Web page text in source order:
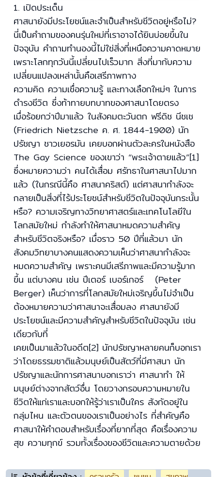
1. เปิดประเด็น
ศาสนายังมีประโยชน์และจำเป็นสำหรับชีวิตอยู่หรือไม่?
นี่เป็นคำถามของคนรุ่นใหม่ที่เราอาจได้ยินบ่อยขึ้นใน
ปัจจุบัน คำถามทำนองนี้ไม่ใช่สิ่งที่เหนือความคาดหมาย
เพราะโลกทุกวันนี้เปลี่ยนไปเร็วมาก สิ่งที่มากับความ
เปลี่ยนแปลงเหล่านั้นคือเสรีภาพทาง
ความคิด ความเชื่อความรู้ และทางเลือกใหม่ๆ ในการ
ดำรงชีวิต ซึ่งท้าทายบทบาทของศาสนาโดยตรง
เมื่อร้อยกว่าปีมาแล้ว ในสังคมตะวันตก ฟรีดิช นีชเช
(Friedrich Nietzsche ค. ศ. 1844-1900) นัก
ปรัชญา ชาวเยอรมัน เคยบอกผ่านตัวละครในหนังสือ
The Gay Science ของเขาว่า “พระเจ้าตายแล้ว”[1]
ซึ่งหมายความว่า คนได้เสื่อม ศรัทธาในศาสนาไปมาก
แล้ว (ในกรณีนี้คือ ศาสนาคริสต์) แต่ศาสนากำลังจะ
กลายเป็นสิ่งที่ไร้ประโยชน์สำหรับชีวิตในปัจจุบันกระนั้น
หรือ? ความเจริญทางวิทยาศาสตร์และเทคโนโลยีใน
โลกสมัยใหม่ กำลังทำให้ศาสนาหมดความสำคัญ
สำหรับชีวิตจริงหรือ? เมื่อราว 50 ปีที่แล้วมา นัก
สังคมวิทยาบางคนแสดงความเห็นว่าศาสนากำลังจะ
หมดความสำคัญ เพราะคนมีเสรีภาพและมีความรู้มาก
ขึ้น แต่บางคน เช่น ปีเตอร์ เบอร์เกอร์ (Peter
Berger) เห็นว่าการที่โลกสมัยใหม่เจริญขึ้นไม่จำเป็น
ต้องหมายความว่าศาสนาจะเสื่อมลง ศาสนายังมี
ประโยชน์และมีความสำคัญสำหรับชีวิตในปัจจุบัน เช่น
เดียวกับที่
เคยเป็นมาแล้วในอดีต[2] นักปรัชญาหลายคนก็บอกเรา
ว่าโดยธรรมชาติแล้วมนุษย์เป็นสัตว์ที่มีศาสนา นัก
ปรัชญาและนักการศาสนาบอกเราว่า ศาสนาทำ ให้
มนุษย์ต่างจากสัตว์อื่น โดยวางกรอบความหมายใน
ชีวิตให้แก่เราและบอกให้รู้ว่าเราเป็นใคร สังกัดอยู่ใน
กลุ่มไหน และตัวตนของเราเป็นอย่างไร ที่สำคัญคือ
ศาสนาให้คำตอบสำหรับเรื่องที่ยากที่สุด คือเรื่องความ
สุข ความทุกข์ รวมทั้งเรื่องของชีวิตและความตายด้วย